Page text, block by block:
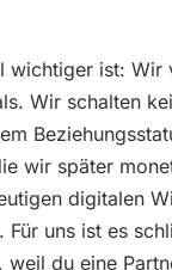
wichtiger ist: Wir
Wir schalten
wir später
digitalen
Für uns ist es
weil du eine